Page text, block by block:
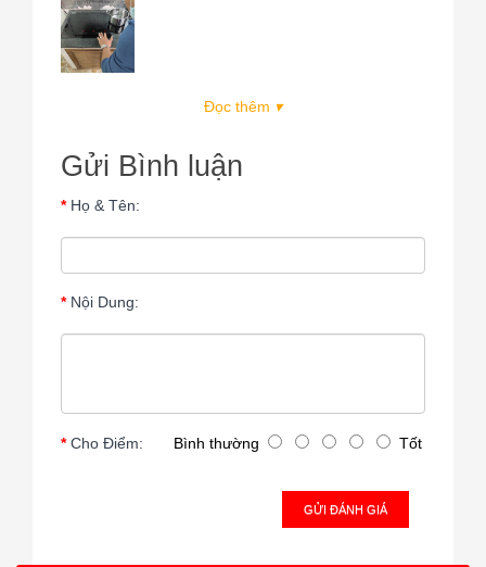
Đọc thêm ▾
Gửi Bình luận
Họ & Tên:
Nội Dung:
Cho Điểm: Bình thường Tốt
GỬI ĐÁNH GIÁ